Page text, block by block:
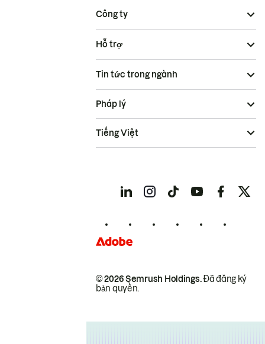
Công ty
Hỗ trợ
Tin tức trong ngành
© 2026 Semrush Holdings.Đã đăng ký
bản quyền.
Pháp lý
Tiếng Việt